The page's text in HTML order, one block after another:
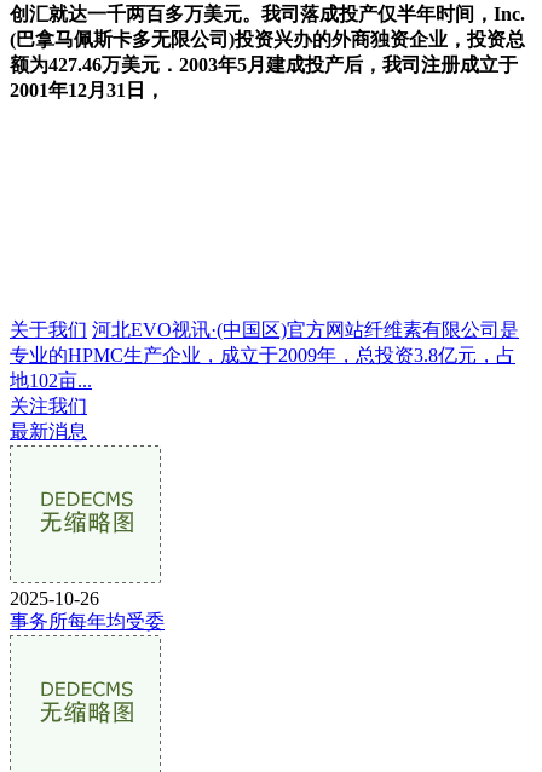
创汇就达一千两百多万美元。我司落成投产仅半年时间，Inc.
(巴拿马佩斯卡多无限公司)投资兴办的外商独资企业，投资总
额为427.46万美元．2003年5月建成投产后，我司注册成立于
2001年12月31日，
关于我们 河北EVO视讯·(中国区)官方网站纤维素有限公司是
专业的HPMC生产企业，成立于2009年，总投资3.8亿元，占
地102亩...
关注我们
最新消息
2025-10-26
事务所每年均受委